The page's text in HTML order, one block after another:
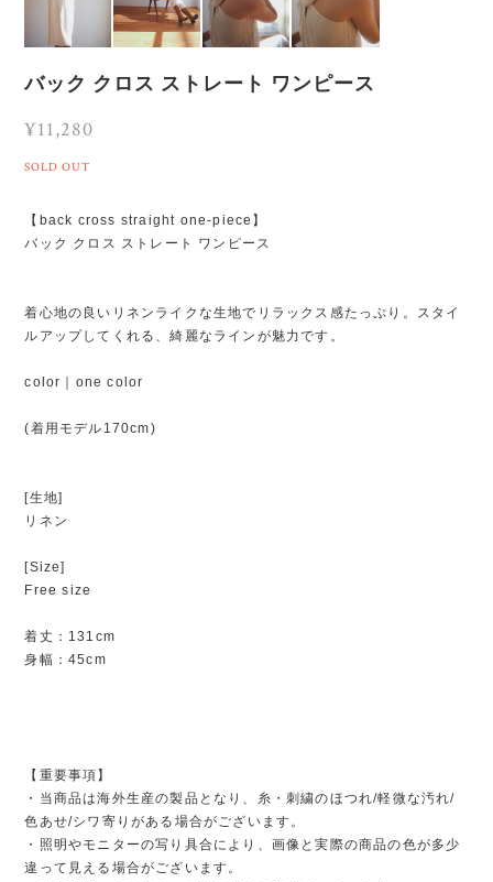
バック クロス ストレート ワンピース
¥11,280
SOLD OUT
【back cross straight one-piece】
バック クロス ストレート ワンピース
着心地の良いリネンライクな生地でリラックス感たっぷり。スタイ
ルアップしてくれる、綺麗なラインが魅力です。
color｜one color
(着用モデル170cm)
[生地]
リネン
[Size]
Free size
着丈：131cm
身幅：45cm
【重要事項】
・当商品は海外生産の製品となり、糸・刺繍のほつれ/軽微な汚れ/
色あせ/シワ寄りがある場合がございます。
・照明やモニターの写り具合により、画像と実際の商品の色が多少
違って見える場合がございます。